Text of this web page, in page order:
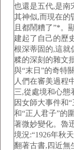
也還是五代,是南
其神似,而現在的
且都鬧糟了”*。
建起了自己的歷
根深蒂固的,這就
糅的深刻的雜文
與“末日”的奇特
人們在審美過程
三,從處境和心態
因女師大事件和
和“正人君子”的
著微妙變化。魯
境況:“1926年秋
翻著古書,四近